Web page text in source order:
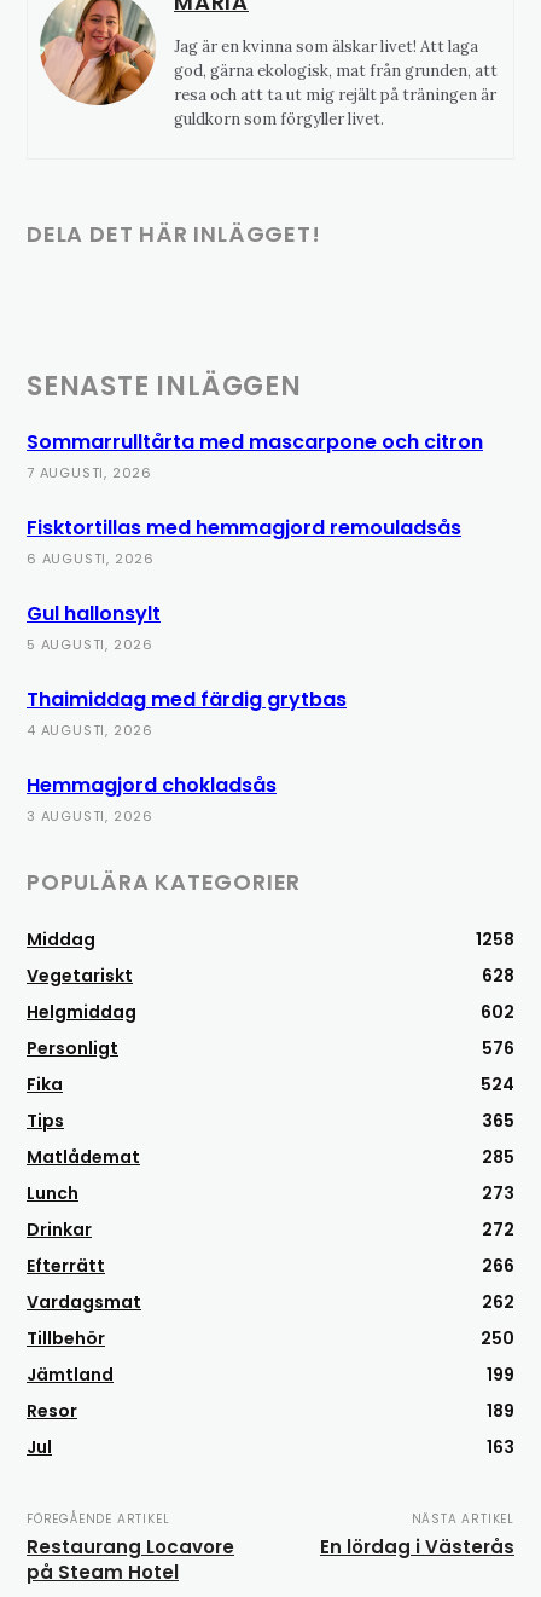
Jag är en kvinna som älskar livet! Att laga
god, gärna ekologisk, mat från grunden, att
resa och att ta ut mig rejält på träningen är
guldkorn som förgyller livet.
DELA DET HÄR INLÄGGET!
SENASTE INLÄGGEN
Sommarrulltårta med mascarpone och citron
7 AUGUSTI, 2026
Fisktortillas med hemmagjord remouladsås
6 AUGUSTI, 2026
Gul hallonsylt
5 AUGUSTI, 2026
Thaimiddag med färdig grytbas
4 AUGUSTI, 2026
Hemmagjord chokladsås
3 AUGUSTI, 2026
POPULÄRA KATEGORIER
Middag
1258
Vegetariskt
628
Helgmiddag
602
Personligt
576
Fika
524
Tips
365
Matlådemat
285
Lunch
273
Drinkar
272
Efterrätt
266
Vardagsmat
262
Tillbehör
250
Jämtland
199
Resor
189
Jul
163
FÖREGÅENDE ARTIKEL
Restaurang Locavore
på Steam Hotel
NÄSTA ARTIKEL
En lördag i Västerås